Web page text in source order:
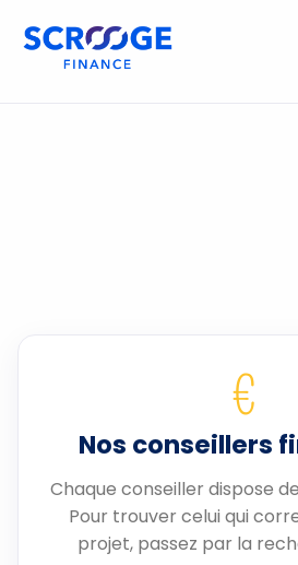
€
Nos conseillers
Chaque conseiller dispose
Pour trouver celui qui
projet, passez par la